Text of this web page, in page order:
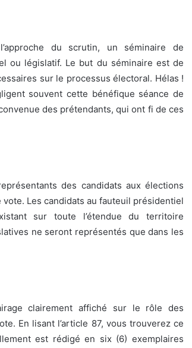
du scrutin, un séminaire de
ou législatif. Le but du séminaire est de
sur le processus électoral. Hélas !
souvent cette bénéfique séance de
des prétendants, qui ont fi de ces
des candidats aux élections
Les candidats au fauteuil présidentiel
sur toute l’étendue du territoire
ne seront représentés que dans les
clairement affiché sur le rôle des
En lisant l’article 87, vous trouverez ce
est rédigé en six (6) exemplaires